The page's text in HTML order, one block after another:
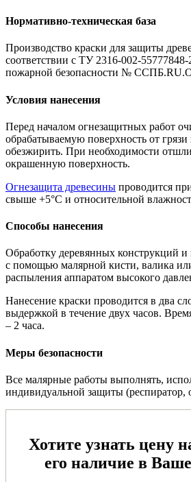
Нормативно-техническая база
Производство краски для защиты
соответствии с ТУ 2316-002-
пожарной безопасности №
Условия нанесения
Перед началом огнезащитных работ
обрабатываемую поверхность от
обезжирить. При необходимости
окрашенную поверхность.
Огнезащита древесины проводится
свыше +5°C и относительной
Способы нанесения
Обработку деревянных конструкций и
с помощью малярной кисти, валика
распыления аппаратом высокого
Нанесение краски проводится в два
выдержкой в течение двух часов.
– 2 часа.
Меры безопасности
Все малярные работы выполнять,
индивидуальной защиты (респиратор,
Хотите узнать цену
его наличие в